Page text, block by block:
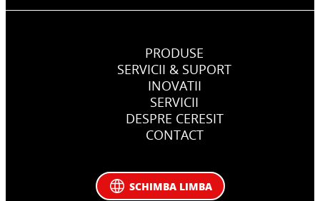
PRODUSE
SERVICII & SUPORT
INOVATII
SERVICII
DESPRE CERESIT
CONTACT
SCHIMBA LIMBA